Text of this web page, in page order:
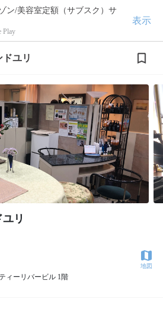
ン/美容室定額（サブスク）サ
Play
表示
ユリ
リ
ィーリバービル 1階
地図